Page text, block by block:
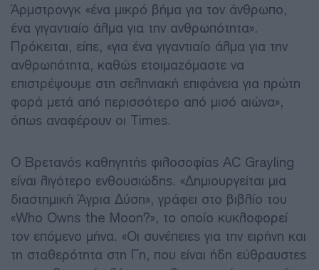
Άρμστρονγκ «ένα μικρό βήμα για τον άνθρωπο,
ένα γιγαντιαίο άλμα για την ανθρωπότητα».
Πρόκειται, είπε, «για ένα γιγαντιαίο άλμα για την
ανθρωπότητα, καθώς ετοιμαζόμαστε να
επιστρέψουμε στη σεληνιακή επιφάνεια για πρώτη
φορά μετά από περισσότερο από μισό αιώνα»,
όπως αναφέρουν οι Times.
Ο Βρετανός καθηγητής φιλοσοφίας AC Grayling
είναι λιγότερο ενθουσιώδης. «Δημιουργείται μια
διαστημική Άγρια Δύση», γράφει στο βιβλίο του
«Who Owns the Moon?», το οποίο κυκλοφορεί
τον επόμενο μήνα. «Οι συνέπειες για την ειρήνη και
τη σταθερότητα στη Γη, που είναι ήδη εύθραυστες